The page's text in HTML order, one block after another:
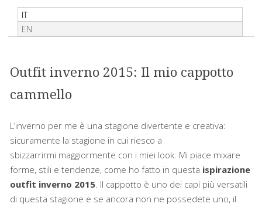
IT
EN
Outfit inverno 2015: Il mio cappotto
cammello
L’inverno per me è una stagione divertente e creativa:
sicuramente la stagione in cui riesco a
sbizzarrirmi maggiormente con i miei look. Mi piace mixare
forme, stili e tendenze, come ho fatto in questa ispirazione
outfit inverno 2015. Il cappotto è uno dei capi più versatili
di questa stagione e se ancora non ne possedete uno, il